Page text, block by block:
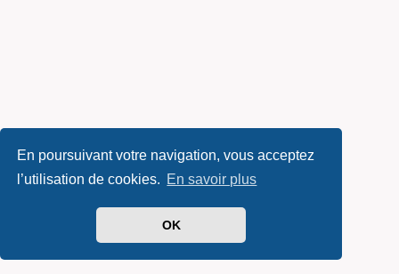
En poursuivant votre navigation, vous acceptez
l’utilisation de cookies. En savoir plus
OK